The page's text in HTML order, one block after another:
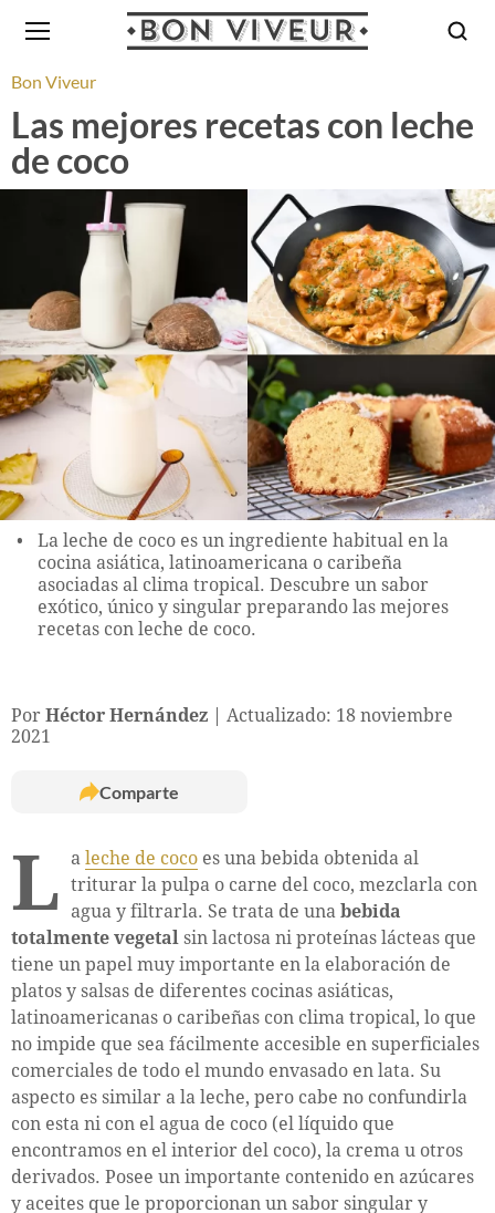
Bon Viveur
Las mejores recetas con leche
de coco
La leche de coco es un ingrediente habitual en la
cocina asiática, latinoamericana o caribeña
asociadas al clima tropical. Descubre un sabor
exótico, único y singular preparando las mejores
recetas con leche de coco.
Por Héctor Hernández
Actualizado: 18 noviembre
2021
Comparte
L a leche de coco es una bebida obtenida al
triturar la pulpa o carne del coco, mezclarla con
agua y filtrarla. Se trata de una bebida
totalmente vegetal sin lactosa ni proteínas lácteas que
tiene un papel muy importante en la elaboración de
platos y salsas de diferentes cocinas asiáticas,
latinoamericanas o caribeñas con clima tropical, lo que
no impide que sea fácilmente accesible en superficiales
comerciales de todo el mundo envasado en lata. Su
aspecto es similar a la leche, pero cabe no confundirla
con esta ni con el agua de coco (el líquido que
encontramos en el interior del coco), la crema u otros
derivados. Posee un importante contenido en azúcares
y aceites que le proporcionan un sabor singular y